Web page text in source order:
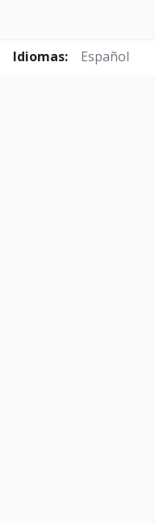
Idiomas: Español